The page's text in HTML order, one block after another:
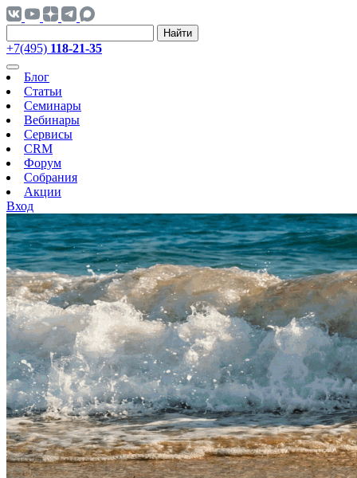
Найти
+7(495) 118-21-35
Блог
Статьи
Семинары
Вебинары
Сервисы
CRM
Форум
Собрания
Акции
Вход